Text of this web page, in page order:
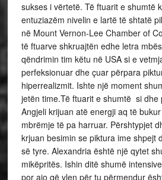
sukses i vërtetë. Të ftuarit e shumtë
entuziazëm nivelin e lartë të shtatë
në Mount Vernon-Lee Chamber of
të ftuarve shkruajtën edhe letra
qëndrimin tim këtu në USA si e
perfeksionuar dhe çuar përpara
hiperrealizmit. Ishte një moment
jetën time.Të ftuarit e shumtë si dhe
Angjeli krijuan atë energji aq të
mbrëmje të pa harruar. Përshtypjet
krjuan besimin se piktura ime shpejt
së tyre. Alexandria është një qytet
mikëpritës. Ishin ditë shumë
por ajo që vlen për tu përmendur